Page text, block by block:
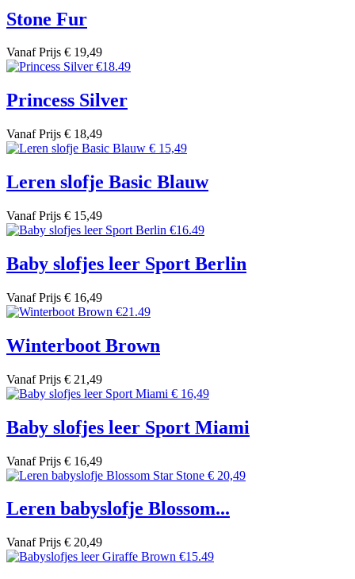
Stone Fur
VanafPrijs € 19,49
Princess Silver
VanafPrijs € 18,49
Leren slofje Basic Blauw
VanafPrijs € 15,49
Baby slofjes leer Sport Berlin
VanafPrijs € 16,49
Winterboot Brown
VanafPrijs € 21,49
Baby slofjes leer Sport Miami
VanafPrijs € 16,49
Leren babyslofje Blossom...
VanafPrijs € 20,49